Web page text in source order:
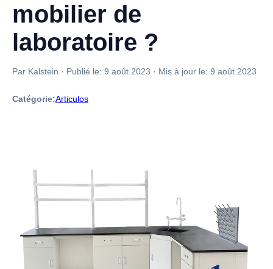
mobilier de
laboratoire ?
Par Kalstein · Publié le: 9 août 2023 · Mis à jour le: 9 août 2023
Catégorie:Articulos